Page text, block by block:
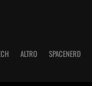
ALTRO SPACENERD